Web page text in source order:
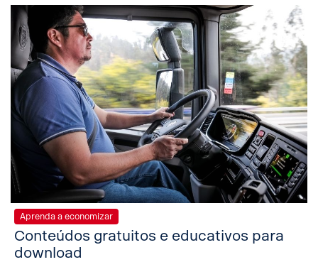
Aprenda a economizar
Conteúdos gratuitos e educativos para
download